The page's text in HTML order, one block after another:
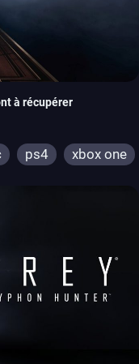
à récupérer
ps4 xbox one